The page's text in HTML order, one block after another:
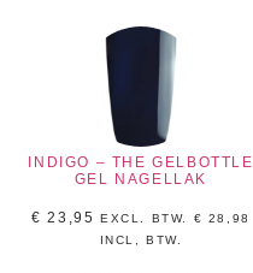
INDIGO – THE GELBOTTLE
GEL NAGELLAK
€ 23,95 EXCL. BTW. € 28,98
INCL, BTW.